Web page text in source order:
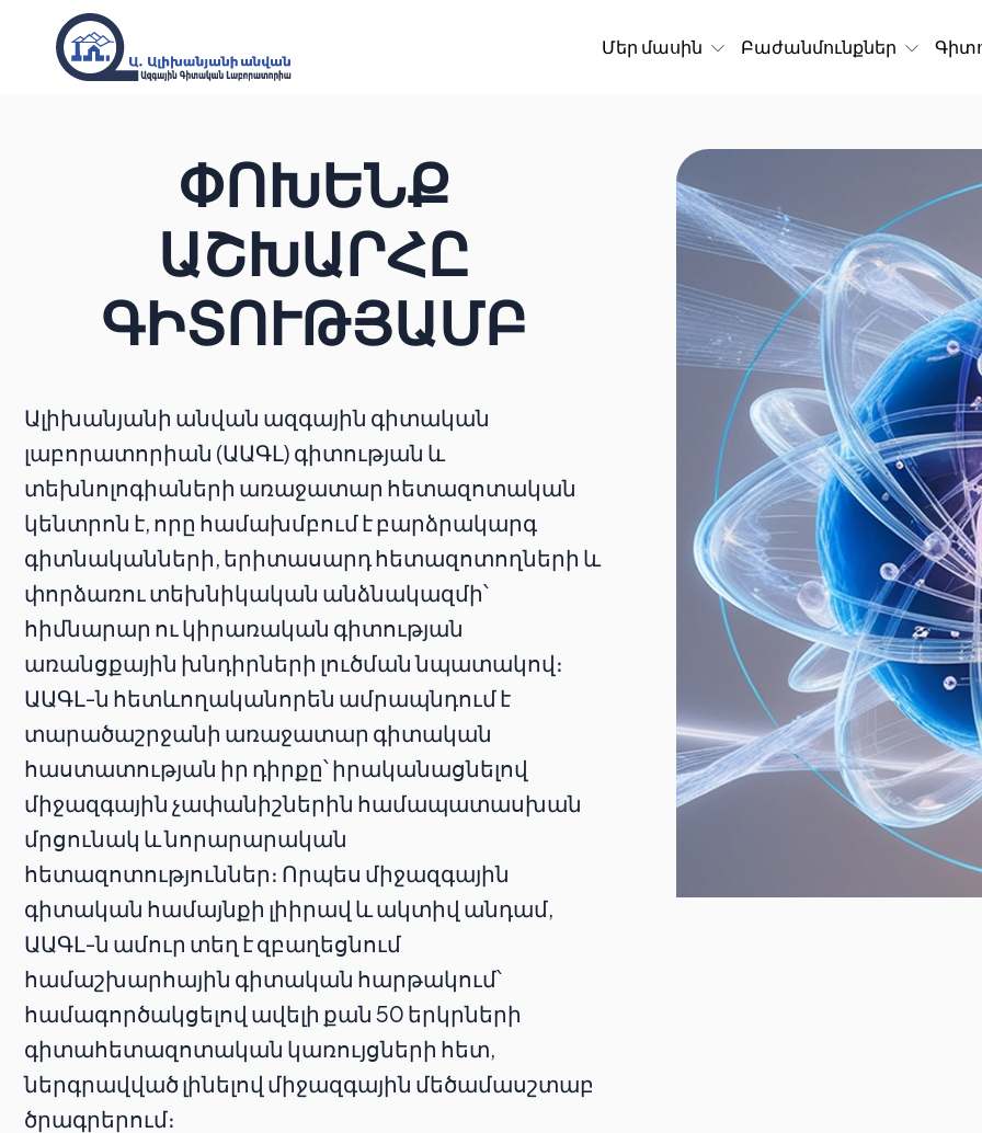
Մեր մասին Բաժանմունքներ
ՓՈԽԵՆՔ
ԱՇԽԱՐՀԸ
ԳԻՏՈՒԹՅԱՄԲ
Ալիխանյանի անվան ազգային գիտական
լաբորատորիան (ԱԱԳԼ) գիտության և
տեխնոլոգիաների առաջատար հետազոտական
կենտրոն է, որը համախմբում է բարձրակարգ
գիտնականների, երիտասարդ հետազոտողների և
փորձառու տեխնիկական անձնակազմի՝
հիմնարար ու կիրառական գիտության
առանցքային խնդիրների լուծման նպատակով։
ԱԱԳԼ-ն հետևողականորեն ամրապնդում է
տարածաշրջանի առաջատար գիտական
հաստատության իր դիրքը՝ իրականացնելով
միջազգային չափանիշներին համապատասխան
մրցունակ և նորարարական
հետազոտություններ։ Որպես միջազգային
գիտական համայնքի լիիրավ և ակտիվ անդամ,
ԱԱԳԼ-ն ամուր տեղ է զբաղեցնում
համաշխարհային գիտական հարթակում՝
համագործակցելով ավելի քան 50 երկրների
գիտահետազոտական կառույցների հետ,
ներգրավված լինելով միջազգային մեծամասշտաբ
ծրագրերում։